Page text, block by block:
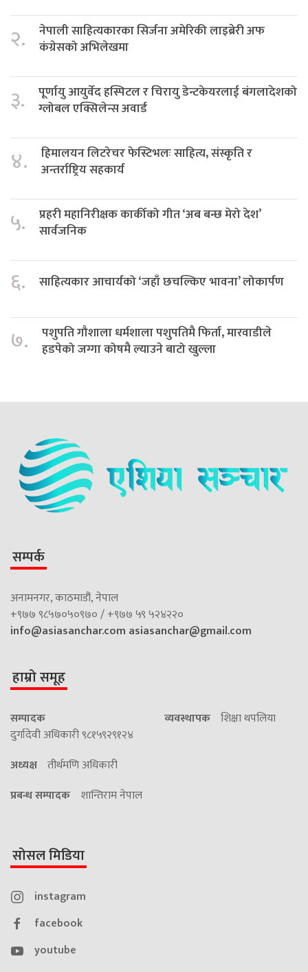
२.
नेपाली साहित्यकारका सिर्जना अमेरिकी लाइब्रेरी अफ
कंग्रेसको अभिलेखमा
३.
पूर्णायु आयुर्वेद हस्पिटल र चिरायु डेन्टकेयरलाई बंगलादेशको
ग्लोबल एक्सिलेन्स अवार्ड
४.
हिमालयन लिटरेचर फेस्टिभलः साहित्य, संस्कृति र
अन्तर्राष्ट्रिय सहकार्य
५.
प्रहरी महानिरीक्षक कार्कीको गीत ‘अब बन्छ मेरो देश’
सार्वजनिक
६. साहित्यकार आचार्यको ‘जहाँ छचल्किए भावना’ लोकार्पण
७.
पशुपति गौशाला धर्मशाला पशुपतिमै फिर्ता, मारवाडीले
हडपेको जग्गा कोषमै ल्याउने बाटो खुल्ला
सम्पर्क
अनामनगर, काठमाडौं, नेपाल
+९७७ ९८५७०५०९७० / +९७७ ५९ ५२४२२०
info@asiasanchar.com asiasanchar@gmail.com
हाम्रो समूह
सम्पादक
दुर्गादेवी अधिकारी ९८१५९२९१२४
व्यवस्थापक शिक्षा थपलिया
अध्यक्ष तीर्थमणि अधिकारी
प्रबन्ध सम्पादक शान्तिराम नेपाल
सोसल मिडिया
instagram
facebook
youtube